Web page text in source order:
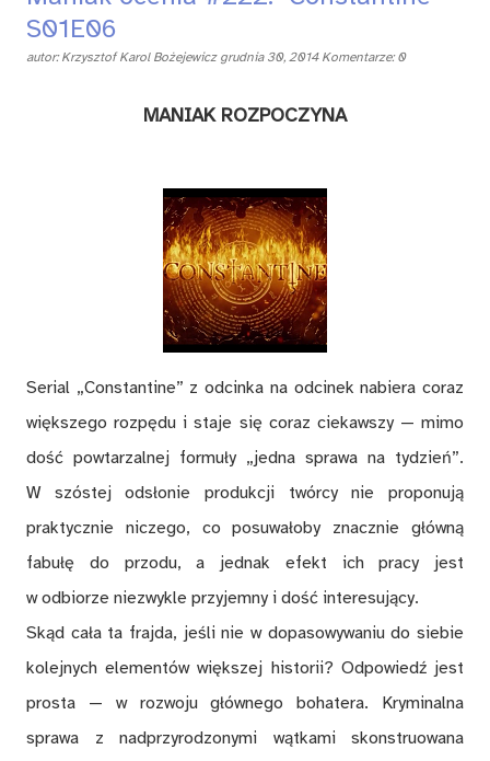
S01E06
autor:Krzysztof Karol Bożejewicz grudnia 30, 2014 Komentarze: 0
MANIAK ROZPOCZYNA
Serial „Constantine” z odcinka na odcinek nabiera coraz
większego rozpędu i staje się coraz ciekawszy — mimo
dość powtarzalnej formuły „jedna sprawa na tydzień”.
W szóstej odsłonie produkcji twórcy nie proponują
praktycznie niczego, co posuwałoby znacznie główną
fabułę do przodu, a jednak efekt ich pracy jest
w odbiorze niezwykle przyjemny i dość interesujący.
Skąd cała ta frajda, jeśli nie w dopasowywaniu do siebie
kolejnych elementów większej historii? Odpowiedź jest
prosta — w rozwoju głównego bohatera. Kryminalna
sprawa z nadprzyrodzonymi wątkami skonstruowana